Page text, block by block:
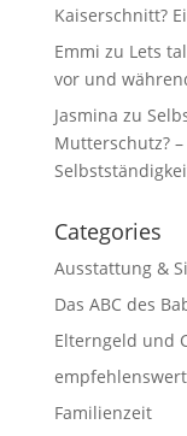
Kaiserschnitt?
Emmi zu Lets
vor und
Jasmina zu
Mutterschutz?
Categories
Ausstattung &
Das ABC des
Elterngeld und
empfehlenswert
Familienzeit